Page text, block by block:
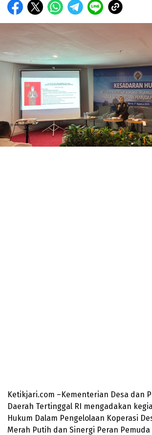
Ketikjari.com –Kementerian Desa dan
Daerah Tertinggal RI mengadakan
Hukum Dalam Pengelolaan Koperasi
Merah Putih dan Sinergi Peran Pemuda